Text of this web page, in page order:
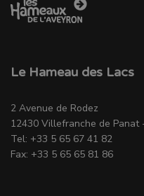
Le Hameau des Lacs
2 Avenue de Rodez
12430 Villefranche de Panat
Tel: +33 5 65 67 41 82
Fax: +33 5 65 65 81 86